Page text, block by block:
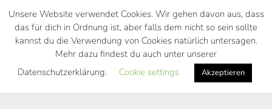
Skip
main
Unsere Website verwendet Cookies. Wir gehen davon aus, dass
das für dich in Ordnung ist, aber falls dem nicht so sein sollte
kannst du die Verwendung von Cookies natürlich untersagen.
Mehr dazu findest du auch unter unserer
Datenschutzerklärung.
Cookie settings Akzeptieren